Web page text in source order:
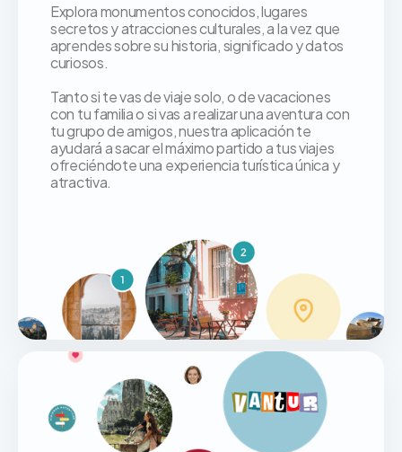
Explora monumentos conocidos, lugares
secretos y atracciones culturales, a la vez que
aprendes sobre su historia, significado y datos
curiosos.
Tanto si te vas de viaje solo, o de vacaciones
con tu familia o si vas a realizar una aventura con
tu grupo de amigos, nuestra aplicación te
ayudará a sacar el máximo partido a tus viajes
ofreciéndote una experiencia turística única y
atractiva.